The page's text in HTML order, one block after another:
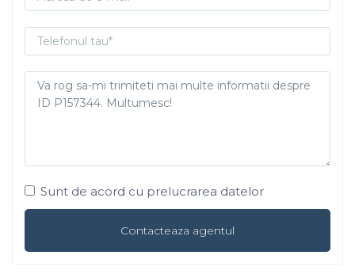
Sunt de acord cu prelucrarea datelor